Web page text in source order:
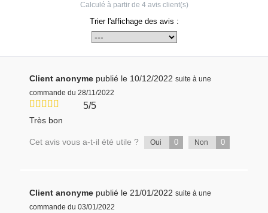
Calculé à partir de 4avis client(s)
Trier l'affichage des avis :
Client anonyme publié le 10/12/2022 suite à une
commande du 28/11/2022
5/5
Très bon
Cet avis vous a-t-il été utile ? Oui 0 Non 0
Client anonyme publié le 21/01/2022 suite à une
commande du 03/01/2022